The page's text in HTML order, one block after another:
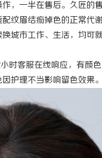
，一半在售后。久匠的
配纹眉结痂掉色的正常代
城市工作、生活，均
时客服在线响应，有颜
护理不当影响留色效果